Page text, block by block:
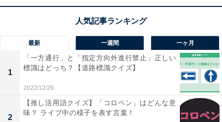
1 2
最新 一週間 一ヶ月
1
「一方通行」と「指定方向外進行禁止」正しい
標識はどっち？【道路標識クイズ】
2022/12/26
2
【推し活用語クイズ】「コロペン」はどんな意
味？ ライブ中の様子を表す言葉！